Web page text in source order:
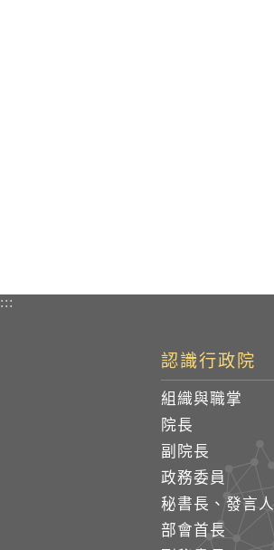
:::
認識行政院
組織與職掌
院長
副院長
政務委員
秘書長、發言人
部會首長